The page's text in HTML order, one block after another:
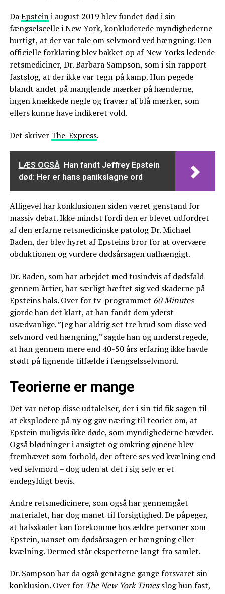
DaEpsteini august 2019 blev fundet død i sin
fængselscelle i New York, konkluderede myndighederne
hurtigt, at der var tale om selvmord ved hængning. Den
officielle forklaring blev bakket op af New Yorks ledende
retsmediciner, Dr. Barbara Sampson, som i sin rapport
fastslog, at der ikke var tegn på kamp. Hun pegede
blandt andet på manglende mærker på hænderne,
ingen knækkede negle og fravær af blå mærker, som
ellers kunne have indikeret vold.
Det skriver The-Express.
LÆS OGSÅ Han fandt Jeffrey Epstein
død: Her er hans panikslagne ord
Alligevel har konklusionen siden været genstand for
massiv debat. Ikke mindst fordi den er blevet udfordret
af den erfarne retsmedicinske patolog Dr. Michael
Baden, der blev hyret af Epsteins bror for at overvære
obduktionen og vurdere dødsårsagen uafhængigt.
Dr. Baden, som har arbejdet med tusindvis af dødsfald
gennem årtier, har særligt hæftet sig ved skaderne på
Epsteins hals. Over for tv-programmet 60 Minutes
gjorde han det klart, at han fandt dem yderst
usædvanlige. ”Jeg har aldrig set tre brud som disse ved
selvmord ved hængning,” sagde han og understregede,
at han gennem mere end 40-50 års erfaring ikke havde
stødt på lignende tilfælde i fængselsselvmord.
Teorierne er mange
Det var netop disse udtalelser, der i sin tid fik sagen til
at eksplodere på ny og gav næring til teorier om, at
Epstein muligvis ikke døde, som myndighederne hævder.
Også blødninger i ansigtet og omkring øjnene blev
fremhævet som forhold, der oftere ses ved kvælning end
ved selvmord – dog uden at det i sig selv er et
endegyldigt bevis.
Andre retsmedicinere, som også har gennemgået
materialet, har dog manet til forsigtighed. De påpeger,
at halsskader kan forekomme hos ældre personer som
Epstein, uanset om dødsårsagen er hængning eller
kvælning. Dermed står eksperterne langt fra samlet.
Dr. Sampson har da også gentagne gange forsvaret sin
konklusion. Over for The New York Timesslog hun fast,